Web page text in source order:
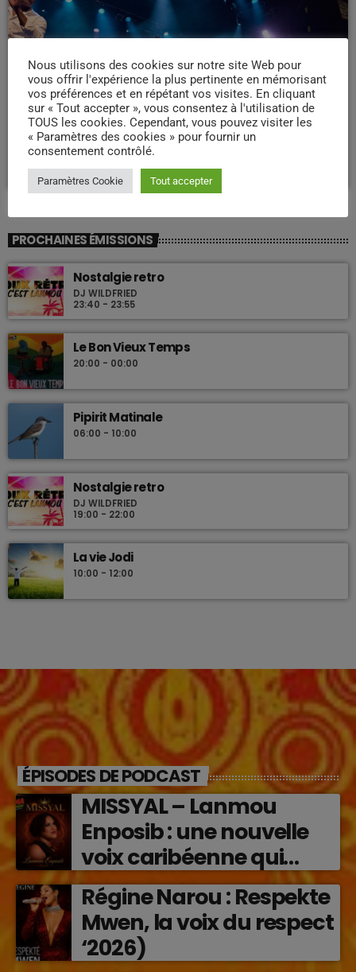
WEEK -END COMPAS
Week end Compas Familly
PROCHAINES ÉMISSIONS
Nostalgie retro
DJ WILDFRIED
23:40 - 23:55
Le Bon Vieux Temps
20:00 - 00:00
Pipirit Matinale
06:00 - 10:00
Nostalgie retro
DJ WILDFRIED
19:00 - 22:00
La vie Jodi
10:00 - 12:00
ÉPISODES DE PODCAST
MISSYAL – Lanmou
Enposib : une nouvelle
voix caribéenne qui
transforme les émotions
en musique (2026)
Régine Narou : Respekte
Mwen, la voix du respect
‘2026)
Nous utilisons des cookies sur notre site Web pour
vous offrir l'expérience la plus pertinente en mémorisant
vos préférences et en répétant vos visites. En cliquant
sur « Tout accepter », vous consentez à l'utilisation de
TOUS les cookies. Cependant, vous pouvez visiter les
« Paramètres des cookies » pour fournir un
consentement contrôlé.
Paramètres Cookie Tout accepter